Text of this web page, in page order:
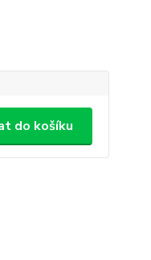
do košíku